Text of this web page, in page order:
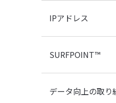
IPアドレス
SURFPOINT™
データ向上の取り